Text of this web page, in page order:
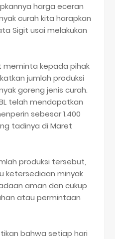
harga eceran
curah kita harapkan
Sigit usai melakukan
meminta kepada pihak
jumlah produksi
goreng jenis curah.
telah mendapatkan
sebesar 1.400
tadinya di Maret
produksi tersebut,
ketersediaan minyak
aman dan cukup
atau permintaan
bahwa setiap hari